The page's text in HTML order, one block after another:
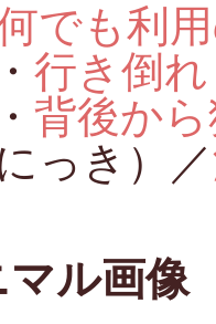
でも利
行き倒
背後か
っき）／
ル画像